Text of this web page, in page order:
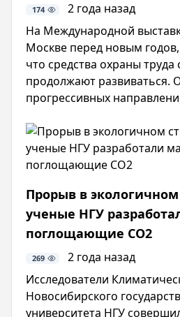
174
2 года назад
На Международной
Москве перед новым годов, было отмечено,
что средства охраны
продолжают развиваться.
прогрессивных направлений это
концепции свою
Оптико-механический
расположенный в
рук, головы. Продукция
Прорыв в экологичном
ученые НГУ
поглощающие CO2
269
2 года назад
Исследователи
Новосибирского
университета НГУ